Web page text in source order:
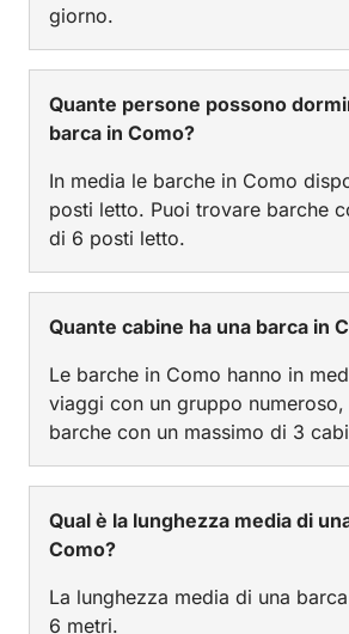
giorno.
Quante persone possono
barca in Como?
In media le barche in Como
posti letto. Puoi trovare barche
di 6 posti letto.
Quante cabine ha una barca in
Le barche in Como hanno in
viaggi con un gruppo
barche con un massimo di 3
Qual è la lunghezza media di
Como?
La lunghezza media di una
6 metri.